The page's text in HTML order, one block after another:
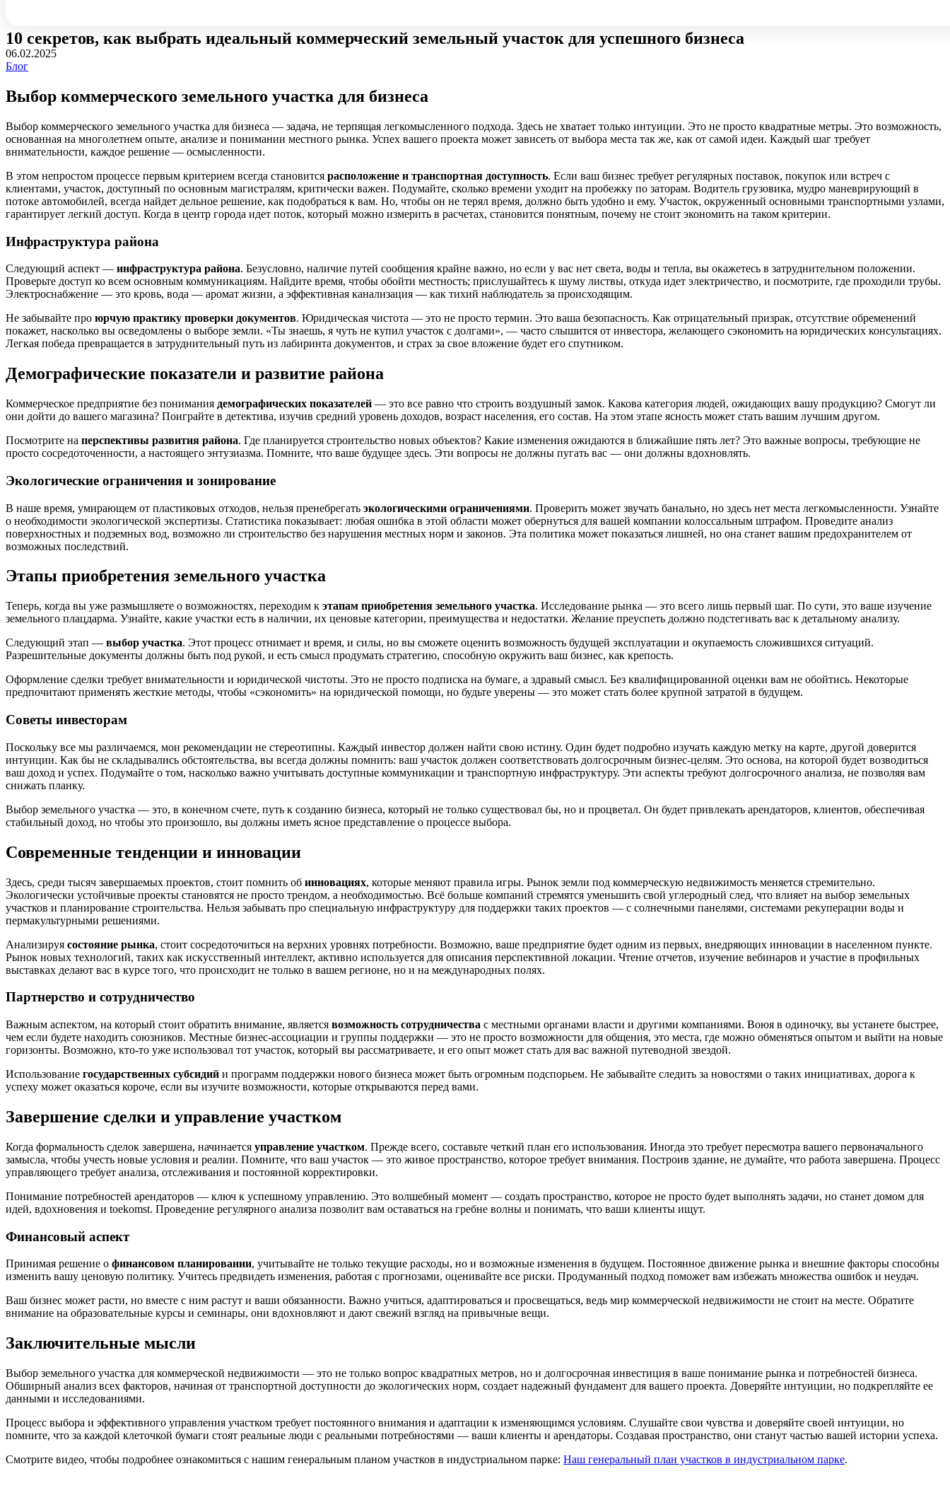
10 секретов, как выбрать идеальный коммерческий земельный участок для успешного бизнеса
06.02.2025
Блог
Выбор коммерческого земельного участка для бизнеса
Выбор коммерческого земельного участка для бизнеса — задача, не терпящая легкомысленного подхода. Здесь не хватает только интуиции. Это не просто квадратные метры. Это возможность,
основанная на многолетнем опыте, анализе и понимании местного рынка. Успех вашего проекта может зависеть от выбора места так же, как от самой идеи. Каждый шаг требует
внимательности, каждое решение — осмысленности.
В этом непростом процессе первым критерием всегда становится расположение и транспортная доступность. Если ваш бизнес требует регулярных поставок, покупок или встреч с
клиентами, участок, доступный по основным магистралям, критически важен. Подумайте, сколько времени уходит на пробежку по заторам. Водитель грузовика, мудро маневрирующий в
потоке автомобилей, всегда найдет дельное решение, как подобраться к вам. Но, чтобы он не терял время, должно быть удобно и ему. Участок, окруженный основными транспортными узлами,
гарантирует легкий доступ. Когда в центр города идет поток, который можно измерить в расчетах, становится понятным, почему не стоит экономить на таком критерии.
Инфраструктура района
Следующий аспект — инфраструктура района. Безусловно, наличие путей сообщения крайне важно, но если у вас нет света, воды и тепла, вы окажетесь в затруднительном положении.
Проверьте доступ ко всем основным коммуникациям. Найдите время, чтобы обойти местность; прислушайтесь к шуму листвы, откуда идет электричество, и посмотрите, где проходили трубы.
Электроснабжение — это кровь, вода — аромат жизни, а эффективная канализация — как тихий наблюдатель за происходящим.
Не забывайте про юрчую практику проверки документов. Юридическая чистота — это не просто термин. Это ваша безопасность. Как отрицательный призрак, отсутствие обременений
покажет, насколько вы осведомлены о выборе земли. «Ты знаешь, я чуть не купил участок с долгами», — часто слышится от инвестора, желающего сэкономить на юридических консультациях.
Легкая победа превращается в затруднительный путь из лабиринта документов, и страх за свое вложение будет его спутником.
Демографические показатели и развитие района
Коммерческое предприятие без понимания демографических показателей — это все равно что строить воздушный замок. Какова категория людей, ожидающих вашу продукцию? Смогут ли
они дойти до вашего магазина? Поиграйте в детектива, изучив средний уровень доходов, возраст населения, его состав. На этом этапе ясность может стать вашим лучшим другом.
Посмотрите на перспективы развития района. Где планируется строительство новых объектов? Какие изменения ожидаются в ближайшие пять лет? Это важные вопросы, требующие не
просто сосредоточенности, а настоящего энтузиазма. Помните, что ваше будущее здесь. Эти вопросы не должны пугать вас — они должны вдохновлять.
Экологические ограничения и зонирование
В наше время, умирающем от пластиковых отходов, нельзя пренебрегать экологическими ограничениями. Проверить может звучать банально, но здесь нет места легкомысленности. Узнайте
о необходимости экологической экспертизы. Статистика показывает: любая ошибка в этой области может обернуться для вашей компании колоссальным штрафом. Проведите анализ
поверхностных и подземных вод, возможно ли строительство без нарушения местных норм и законов. Эта политика может показаться лишней, но она станет вашим предохранителем от
возможных последствий.
Этапы приобретения земельного участка
Теперь, когда вы уже размышляете о возможностях, переходим к этапам приобретения земельного участка. Исследование рынка — это всего лишь первый шаг. По сути, это ваше изучение
земельного плацдарма. Узнайте, какие участки есть в наличии, их ценовые категории, преимущества и недостатки. Желание преуспеть должно подстегивать вас к детальному анализу.
Следующий этап — выбор участка. Этот процесс отнимает и время, и силы, но вы сможете оценить возможность будущей эксплуатации и окупаемость сложившихся ситуаций.
Разрешительные документы должны быть под рукой, и есть смысл продумать стратегию, способную окружить ваш бизнес, как крепость.
Оформление сделки требует внимательности и юридической чистоты. Это не просто подписка на бумаге, а здравый смысл. Без квалифицированной оценки вам не обойтись. Некоторые
предпочитают применять жесткие методы, чтобы «сэкономить» на юридической помощи, но будьте уверены — это может стать более крупной затратой в будущем.
Советы инвесторам
Поскольку все мы различаемся, мои рекомендации не стереотипны. Каждый инвестор должен найти свою истину. Один будет подробно изучать каждую метку на карте, другой доверится
интуиции. Как бы не складывались обстоятельства, вы всегда должны помнить: ваш участок должен соответствовать долгосрочным бизнес-целям. Это основа, на которой будет возводиться
ваш доход и успех. Подумайте о том, насколько важно учитывать доступные коммуникации и транспортную инфраструктуру. Эти аспекты требуют долгосрочного анализа, не позволяя вам
снижать планку.
Выбор земельного участка — это, в конечном счете, путь к созданию бизнеса, который не только существовал бы, но и процветал. Он будет привлекать арендаторов, клиентов, обеспечивая
стабильный доход, но чтобы это произошло, вы должны иметь ясное представление о процессе выбора.
Современные тенденции и инновации
Здесь, среди тысяч завершаемых проектов, стоит помнить об инновациях, которые меняют правила игры. Рынок земли под коммерческую недвижимость меняется стремительно.
Экологически устойчивые проекты становятся не просто трендом, а необходимостью. Всё больше компаний стремятся уменьшить свой углеродный след, что влияет на выбор земельных
участков и планирование строительства. Нельзя забывать про специальную инфраструктуру для поддержки таких проектов — с солнечными панелями, системами рекуперации воды и
пермакультурными решениями.
Анализируя состояние рынка, стоит сосредоточиться на верхних уровнях потребности. Возможно, ваше предприятие будет одним из первых, внедряющих инновации в населенном пункте.
Рынок новых технологий, таких как искусственный интеллект, активно используется для описания перспективной локации. Чтение отчетов, изучение вебинаров и участие в профильных
выставках делают вас в курсе того, что происходит не только в вашем регионе, но и на международных полях.
Партнерство и сотрудничество
Важным аспектом, на который стоит обратить внимание, является возможность сотрудничества с местными органами власти и другими компаниями. Воюя в одиночку, вы устанете быстрее,
чем если будете находить союзников. Местные бизнес-ассоциации и группы поддержки — это не просто возможности для общения, это места, где можно обменяться опытом и выйти на новые
горизонты. Возможно, кто-то уже использовал тот участок, который вы рассматриваете, и его опыт может стать для вас важной путеводной звездой.
Использование государственных субсидий и программ поддержки нового бизнеса может быть огромным подспорьем. Не забывайте следить за новостями о таких инициативах, дорога к
успеху может оказаться короче, если вы изучите возможности, которые открываются перед вами.
Завершение сделки и управление участком
Когда формальность сделок завершена, начинается управление участком. Прежде всего, составьте четкий план его использования. Иногда это требует пересмотра вашего первоначального
замысла, чтобы учесть новые условия и реалии. Помните, что ваш участок — это живое пространство, которое требует внимания. Построив здание, не думайте, что работа завершена. Процесс
управляющего требует анализа, отслеживания и постоянной корректировки.
Понимание потребностей арендаторов — ключ к успешному управлению. Это волшебный момент — создать пространство, которое не просто будет выполнять задачи, но станет домом для
идей, вдохновения и toekomst. Проведение регулярного анализа позволит вам оставаться на гребне волны и понимать, что ваши клиенты ищут.
Финансовый аспект
Принимая решение о финансовом планировании, учитывайте не только текущие расходы, но и возможные изменения в будущем. Постоянное движение рынка и внешние факторы способны
изменить вашу ценовую политику. Учитесь предвидеть изменения, работая с прогнозами, оценивайте все риски. Продуманный подход поможет вам избежать множества ошибок и неудач.
Ваш бизнес может расти, но вместе с ним растут и ваши обязанности. Важно учиться, адаптироваться и просвещаться, ведь мир коммерческой недвижимости не стоит на месте. Обратите
внимание на образовательные курсы и семинары, они вдохновляют и дают свежий взгляд на привычные вещи.
Заключительные мысли
Выбор земельного участка для коммерческой недвижимости — это не только вопрос квадратных метров, но и долгосрочная инвестиция в ваше понимание рынка и потребностей бизнеса.
Обширный анализ всех факторов, начиная от транспортной доступности до экологических норм, создает надежный фундамент для вашего проекта. Доверяйте интуиции, но подкрепляйте ее
данными и исследованиями.
Процесс выбора и эффективного управления участком требует постоянного внимания и адаптации к изменяющимся условиям. Слушайте свои чувства и доверяйте своей интуиции, но
помните, что за каждой клеточкой бумаги стоят реальные люди с реальными потребностями — ваши клиенты и арендаторы. Создавая пространство, они станут частью вашей истории успеха.
Смотрите видео, чтобы подробнее ознакомиться с нашим генеральным планом участков в индустриальном парке: Наш генеральный план участков в индустриальном парке.